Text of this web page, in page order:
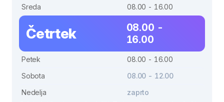
Sreda
08.00 - 16.00
Četrtek
08.00 -
16.00
Petek
08.00 - 16.00
Sobota
08.00 - 12.00
Nedelja
zaprto